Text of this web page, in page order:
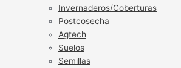
Invernaderos/Coberturas
Postcosecha
Agtech
Suelos
Semillas